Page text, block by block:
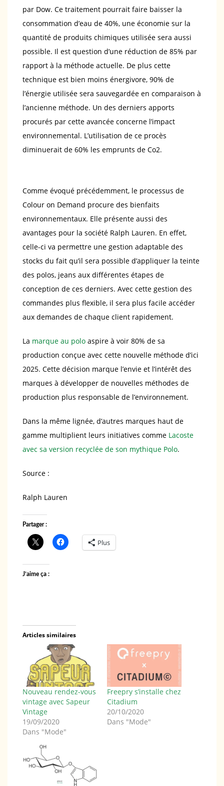
par Dow. Ce traitement pourrait faire baisser la
consommation d’eau de 40%, une économie sur la
quantité de produits chimiques utilisée sera aussi
possible. Il est question d’une réduction de 85% par
rapport à la méthode actuelle. De plus cette
technique est bien moins énergivore, 90% de
l’énergie utilisée sera sauvegardée en comparaison à
l’ancienne méthode. Un des derniers apports
procurés par cette avancée concerne l’impact
environnemental. L’utilisation de ce procès
diminuerait de 60% les emprunts de Co2.
Comme évoqué précédemment, le processus de
Colour on Demand procure des bienfaits
environnementaux. Elle présente aussi des
avantages pour la société Ralph Lauren. En effet,
celle-ci va permettre une gestion adaptable des
stocks du fait qu’il sera possible d’appliquer la teinte
des polos, jeans aux différentes étapes de
conception de ces derniers. Avec cette gestion des
commandes plus flexible, il sera plus facile accéder
aux demandes de chaque client rapidement.
La marque au polo aspire à voir 80% de sa
production conçue avec cette nouvelle méthode d’ici
2025. Cette décision marque l’envie et l’intérêt des
marques à développer de nouvelles méthodes de
production plus responsable de l’environnement.
Dans la même lignée, d’autres marques haut de
gamme multiplient leurs initiatives comme Lacoste
avec sa version recyclée de son mythique Polo.
Source :
Ralph Lauren
Partager :
Plus
J’aime ça :
Articles similaires
Nouveau rendez-vous
vintage avec Sapeur
Vintage
19/09/2020
Dans "Mode"
Freepry s’installe chez
Citadium
20/10/2020
Dans "Mode"